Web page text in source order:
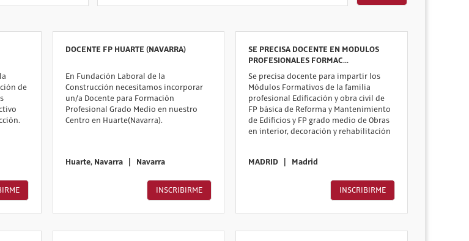
de
DOCENTE FP HUARTE (NAVARRA)
En Fundación Laboral de la
Construcción necesitamos incorporar
un/a Docente para Formación
Profesional Grado Medio en nuestro
Centro en Huarte(Navarra).
Huarte, Navarra Navarra
INSCRIBIRME
SE PRECISA DOCENTE EN MODULOS
PROFESIONALES FORMAC...
Se precisa docente para impartir los
Módulos Formativos de la familia
profesional Edificación y obra civil de
FP básica de Reforma y Mantenimiento
de Edificios y FP grado medio de Obras
en interior, decoración y rehabilitación
MADRID Madrid
INSCRIBIRME